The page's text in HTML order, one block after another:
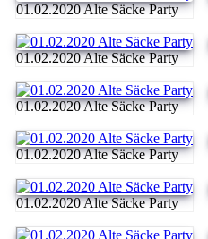
01.02.2020 Alte Säcke Party
01.02.2020 Alte Säcke Party
01.02.2020 Alte Säcke Party
01.02.2020 Alte Säcke Party
01.02.2020 Alte Säcke Party